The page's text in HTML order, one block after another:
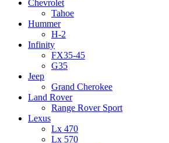
Chevrolet
Tahoe
Hummer
H-2
Infinity
FX35-45
G35
Jeep
Grand Cherokee
Land Rover
Range Rover Sport
Lexus
Lx 470
Lx 570